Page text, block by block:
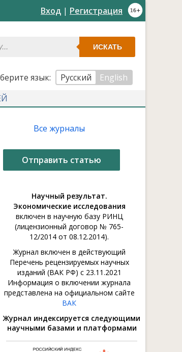
Вход | Регистрация
ИСКАТЬ
язык: Русский
English
Все журналы
Отправить статью
Научный результат.
Экономические исследования
включен в научную базу РИНЦ
(лицензионный договор № 765-
12/2014 от 08.12.2014).
Журнал включен в действующий
Перечень рецензируемых научных
изданий (ВАК РФ) с 23.11.2021
Информация о включении журнала
представлена на официальном сайте
ВАК
Журнал индексируется следующими
научными базами и платформами